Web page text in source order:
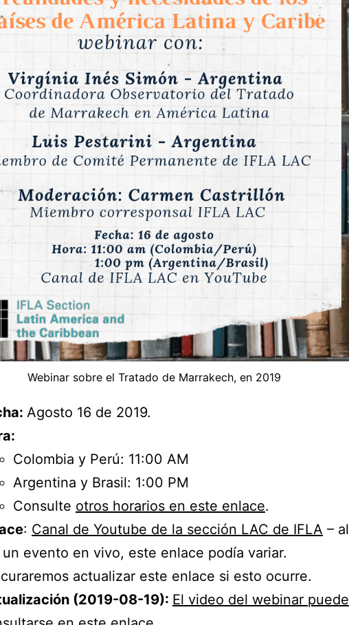
Webinar sobre el Tratado de Marrakech, en 2019
Agosto 16 de 2019.
Colombia y Perú: 11:00 AM
Argentina y Brasil: 1:00 PM
Consulte otros horarios en este enlace.
: Canal de Youtube de la sección LAC de IFLA – al
evento en vivo, este enlace podía variar.
actualizar este enlace si esto ocurre.
(2019-08-19): El video del webinar puede